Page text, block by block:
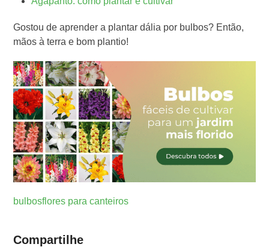
Gostou de aprender a plantar dália por bulbos? Então,
mãos à terra e bom plantio!
bulbosflores para canteiros
Compartilhe